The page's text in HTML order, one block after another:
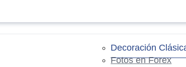
Decoración
Fotos en Forex